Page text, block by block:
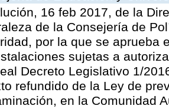
16 feb 2017, de la
de la Consejería de
por la que se aprueba
sujetas a
Decreto Legislativo 1/
refundido de la Ley de
en la Comunidad